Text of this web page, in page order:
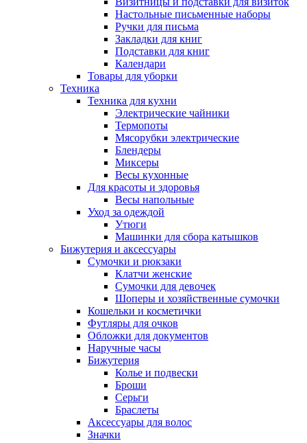
Настольные письменные наборы
Ручки для письма
Закладки для книг
Подставки для книг
Календари
Товары для уборки
Техника
Техника для кухни
Электрические чайники
Термопоты
Мясорубки электрические
Блендеры
Миксеры
Весы кухонные
Для красоты и здоровья
Весы напольные
Уход за одеждой
Утюги
Машинки для сбора катышков
Бижутерия и аксессуары
Сумочки и рюкзаки
Клатчи женские
Сумочки для девочек
Шоперы и хозяйственные сумочки
Кошельки и косметички
Футляры для очков
Обложки для документов
Наручные часы
Бижутерия
Колье и подвески
Броши
Серьги
Браслеты
Аксессуары для волос
Значки